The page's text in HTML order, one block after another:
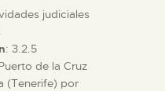
judiciales
: 3.2.5
de la Cruz
(Tenerife) por